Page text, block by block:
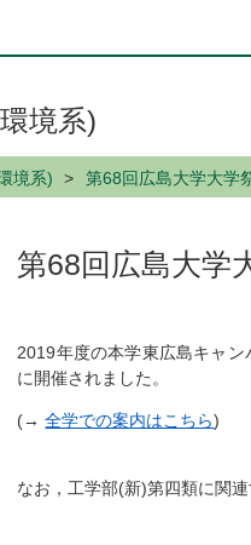
境系)
境系) 第68回広島大学大学
第68回広島大学
2019年度の本学東広島キャ
に開催されました。
(→全学での案内はこちら)
なお，工学部(新)第四類に関